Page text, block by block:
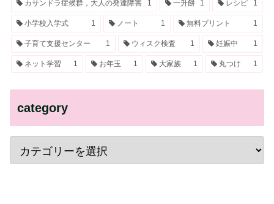
カサンドラ症候群，大人の発達障害 1 一升餅 1 レシピ 1
小学校入学式 1 ノート 1 無料プリント 1
子育て支援センター 1 ウィスク検査 1 妊娠中 1
ネット学習 1 お年玉 1 大家族 1 丸つけ 1
category